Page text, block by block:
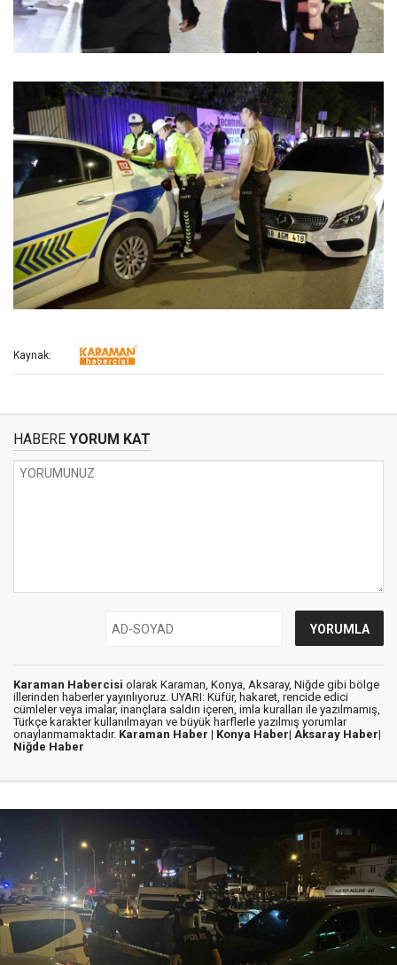
Kaynak:
HABERE YORUM KAT
Karaman Habercisi olarak Karaman, Konya, Aksaray, Niğde gibi bölge
illerinden haberler yayınlıyoruz. UYARI: Küfür, hakaret, rencide edici
cümleler veya imalar, inançlara saldırı içeren, imla kuralları ile yazılmamış,
Türkçe karakter kullanılmayan ve büyük harflerle yazılmış yorumlar
onaylanmamaktadır. Karaman Haber | Konya Haber| Aksaray Haber|
Niğde Haber